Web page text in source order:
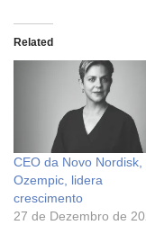
Related
CEO da Novo Nordisk,
Ozempic, lidera
crescimento
27 de Dezembro de